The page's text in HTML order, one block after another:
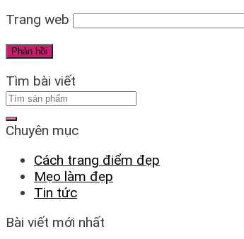
Trang web
Tìm bài viết
Chuyên mục
Cách trang điểm đẹp
Mẹo làm đẹp
Tin tức
Bài viết mới nhất